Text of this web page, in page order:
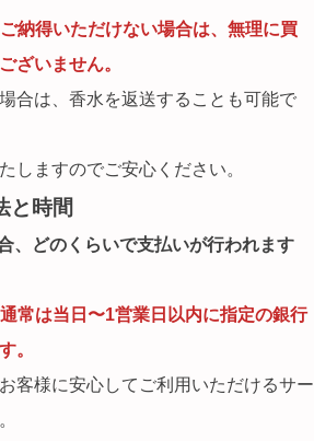
納得いただけない場合は、無理に買
ざいません。
合は、香水を返送することも可能で
しますのでご安心ください。
と時間
、どのくらいで支払いが行われます
常は当日〜1営業日以内に指定の銀行
。
客様に安心してご利用いただけるサー